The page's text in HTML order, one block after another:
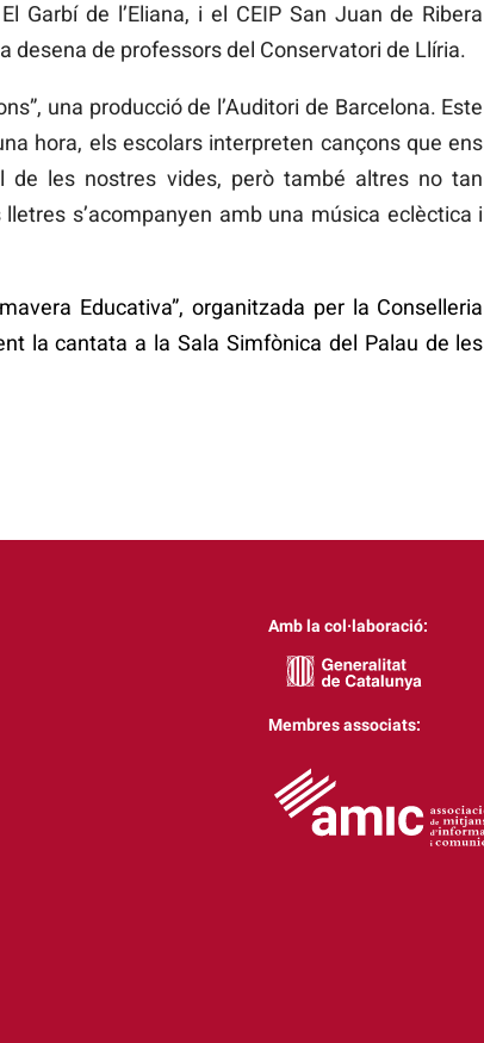
Garbí de l’Eliana, i el CEIP San Juan de Ribera
desena de professors del Conservatori de Llíria.
una producció de l’Auditori de Barcelona. Este
hora, els escolars interpreten cançons que ens
de les nostres vides, però també altres no tan
s’acompanyen amb una música eclèctica i
Educativa”, organitzada per la Conselleria
la cantata a la Sala Simfònica del Palau de les
Amb la col·laboració:
Membres associats: